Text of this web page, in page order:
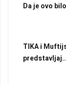
Da je ovo
TIKA i